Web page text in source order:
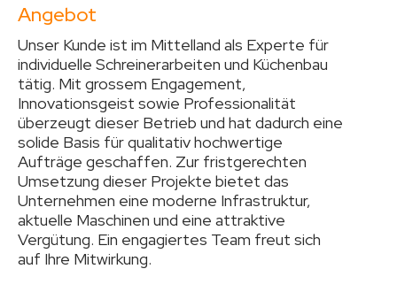
Angebot
Unser Kunde ist im Mittelland als Experte für
individuelle Schreinerarbeiten und Küchenbau
tätig. Mit grossem Engagement,
Innovationsgeist sowie Professionalität
überzeugt dieser Betrieb und hat dadurch eine
solide Basis für qualitativ hochwertige
Aufträge geschaffen. Zur fristgerechten
Umsetzung dieser Projekte bietet das
Unternehmen eine moderne Infrastruktur,
aktuelle Maschinen und eine attraktive
Vergütung. Ein engagiertes Team freut sich
auf Ihre Mitwirkung.